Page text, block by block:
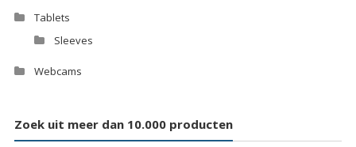
Tablets
Sleeves
Webcams
Zoek uit meer dan 10.000 producten